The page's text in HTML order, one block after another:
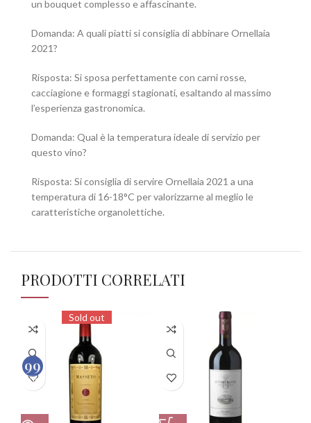
un bouquet complesso e affascinante.
Domanda: A quali piatti si consiglia di abbinare Ornellaia
2021?
Risposta: Si sposa perfettamente con carni rosse,
cacciagione e formaggi stagionati, esaltando al massimo
l’esperienza gastronomica.
Domanda: Qual è la temperatura ideale di servizio per
questo vino?
Risposta: Si consiglia di servire Ornellaia 2021 a una
temperatura di 16-18°C per valorizzarne al meglio le
caratteristiche organolettiche.
PRODOTTI CORRELATI
99
100
Sold out